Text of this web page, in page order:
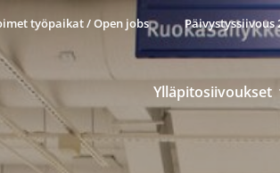
työpaikat / Open jobs Päivystyssiivous
Ylläpitosiivoukset